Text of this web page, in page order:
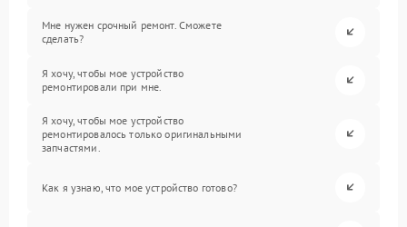
Мне нужен срочный ремонт. Сможете
сделать?
Я хочу, чтобы мое устройство
ремонтировали при мне.
Я хочу, чтобы мое устройство
ремонтировалось только оригинальными
запчастями.
Как я узнаю, что мое устройство готово?